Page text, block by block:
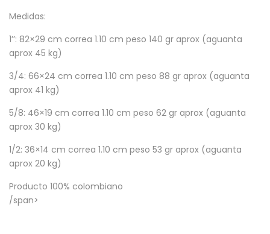
Medidas:
1’’: 82×29 cm correa 1.10 cm peso 140 gr aprox (aguanta
aprox 45 kg)
3/4: 66×24 cm correa 1.10 cm peso 88 gr aprox (aguanta
aprox 41 kg)
5/8: 46×19 cm correa 1.10 cm peso 62 gr aprox (aguanta
aprox 30 kg)
1/2: 36×14 cm correa 1.10 cm peso 53 gr aprox (aguanta
aprox 20 kg)
Producto 100% colombiano
/span>